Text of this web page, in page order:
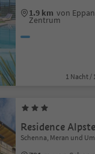
1.9 km von
Zentrum
1 Nacht /
Residence
Schenna, Meran und